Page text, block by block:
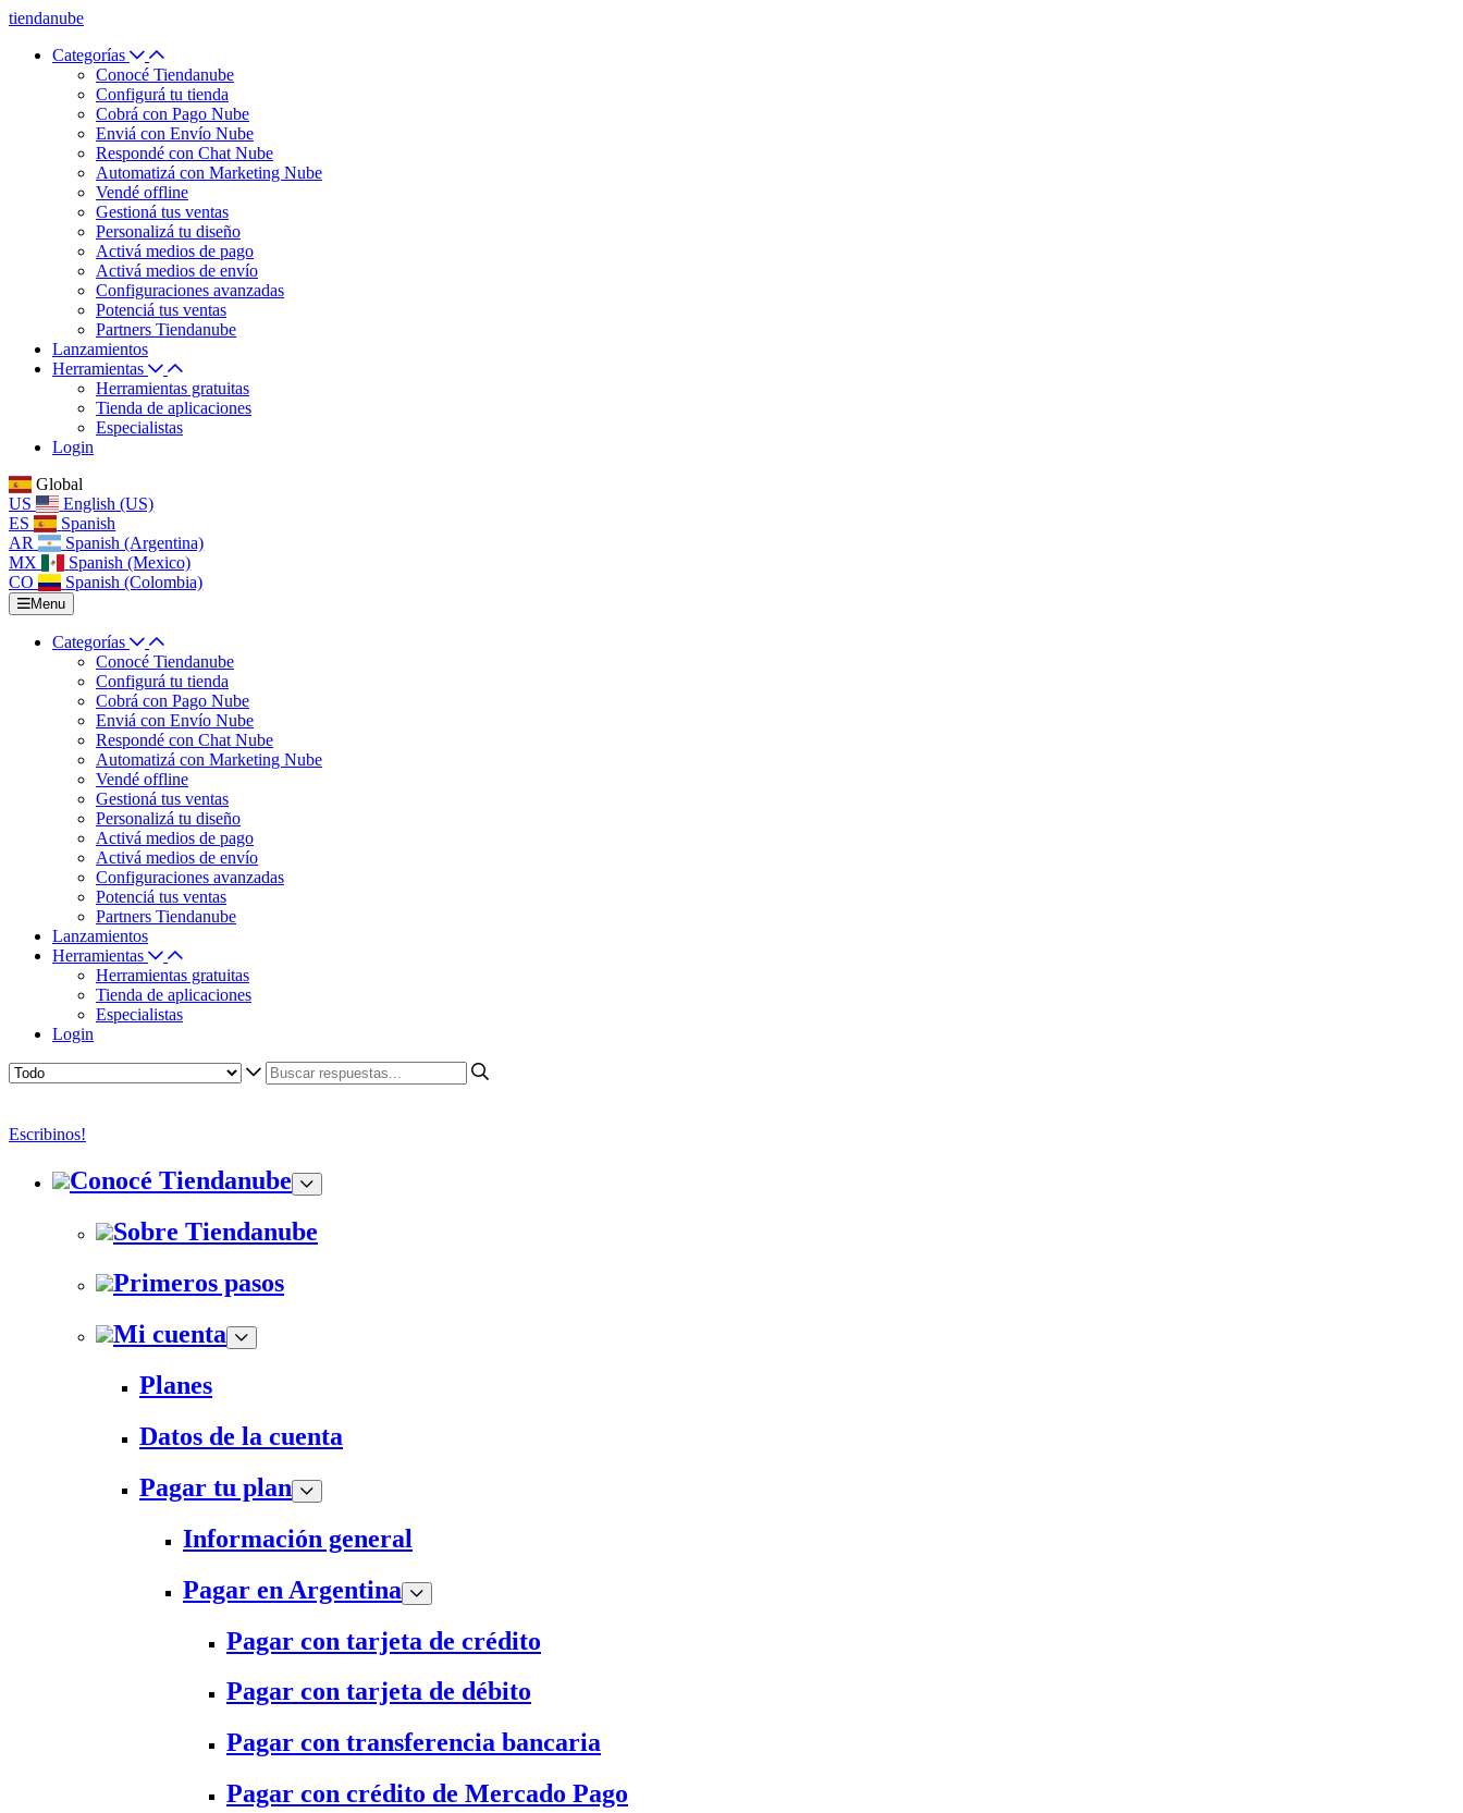
tiendanube
Categorías
Conocé Tiendanube
Configurá tu tienda
Cobrá con Pago Nube
Enviá con Envío Nube
Respondé con Chat Nube
Automatizá con Marketing Nube
Vendé offline
Gestioná tus ventas
Personalizá tu diseño
Activá medios de pago
Activá medios de envío
Configuraciones avanzadas
Potenciá tus ventas
Partners Tiendanube
Lanzamientos
Herramientas
Herramientas gratuitas
Tienda de aplicaciones
Especialistas
Login
Global
US
English (US)
ES
Spanish
AR
Spanish (Argentina)
MX
Spanish (Mexico)
CO
Spanish (Colombia)
Menu
Categorías
Conocé Tiendanube
Configurá tu tienda
Cobrá con Pago Nube
Enviá con Envío Nube
Respondé con Chat Nube
Automatizá con Marketing Nube
Vendé offline
Gestioná tus ventas
Personalizá tu diseño
Activá medios de pago
Activá medios de envío
Configuraciones avanzadas
Potenciá tus ventas
Partners Tiendanube
Lanzamientos
Herramientas
Herramientas gratuitas
Tienda de aplicaciones
Especialistas
Login
Escribinos!
Conocé Tiendanube
Sobre Tiendanube
Primeros pasos
Mi cuenta
Planes
Datos de la cuenta
Pagar tu plan
Información general
Pagar en Argentina
Pagar con tarjeta de crédito
Pagar con tarjeta de débito
Pagar con transferencia bancaria
Pagar con crédito de Mercado Pago